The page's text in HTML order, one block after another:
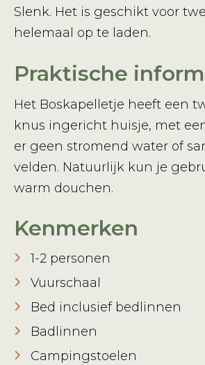
Slenk. Het is geschikt voor
helemaal op te laden.
Praktische
Het Boskapelletje heeft een
knus ingericht huisje, met
er geen stromend water of
velden. Natuurlijk kun je
warm douchen.
Kenmerken
1-2 personen
Vuurschaal
Bed inclusief bedlinnen
Badlinnen
Campingstoelen